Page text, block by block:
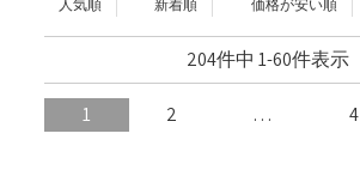
人気順 新着順 価格が安い順
204件中 1-60件表示
1 2 … 4